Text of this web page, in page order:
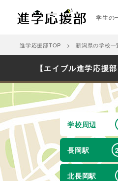
学生の
進学応援部TOP 新潟県の学校一
【エイブル進学応援
学校周辺
長岡駅
北長岡駅